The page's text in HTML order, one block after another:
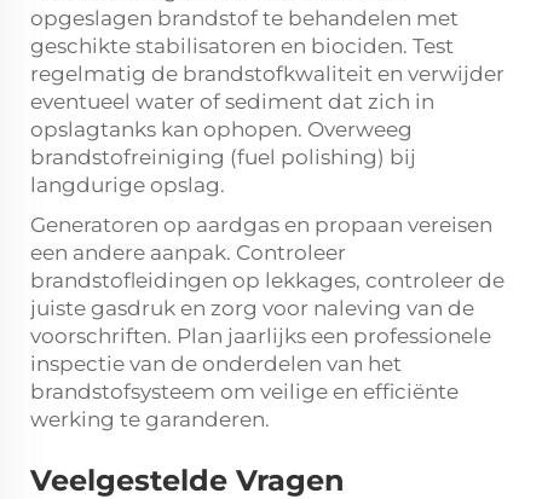
opgeslagen brandstof te behandelen met
geschikte stabilisatoren en biociden. Test
regelmatig de brandstofkwaliteit en verwijder
eventueel water of sediment dat zich in
opslagtanks kan ophopen. Overweeg
brandstofreiniging (fuel polishing) bij
langdurige opslag.
Generatoren op aardgas en propaan vereisen
een andere aanpak. Controleer
brandstofleidingen op lekkages, controleer de
juiste gasdruk en zorg voor naleving van de
voorschriften. Plan jaarlijks een professionele
inspectie van de onderdelen van het
brandstofsysteem om veilige en efficiënte
werking te garanderen.
Veelgestelde Vragen